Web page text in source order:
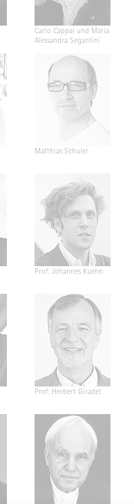
Carlo Cappai und Maria
Alessandra Segantini
Matthias Schuler
Prof. Johannes Kuehn
Prof. Herbert Giradet